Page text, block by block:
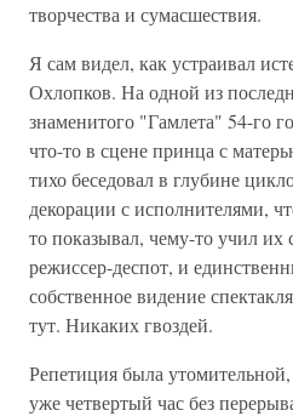
творчества и сумасшествия.
Я сам видел, как устраивал
Охлопков. На одной из
знаменитого "Гамлета" 54-го
что-то в сцене принца с
тихо беседовал в глубине
декорации с исполнителями,
то показывал, чему-то учил
режиссер-деспот, и
собственное видение
тут. Никаких гвоздей.
Репетиция была
уже четвертый час без